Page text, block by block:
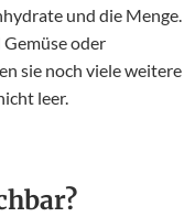
und die Menge.
oder
sie noch viele weitere
leer.